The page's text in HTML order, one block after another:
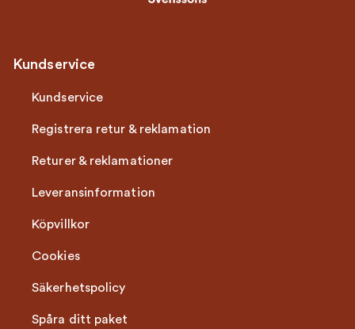
Kundservice
Kundservice
Registrera retur & reklamation
Returer & reklamationer
Leveransinformation
Köpvillkor
Cookies
Säkerhetspolicy
Spåra ditt paket